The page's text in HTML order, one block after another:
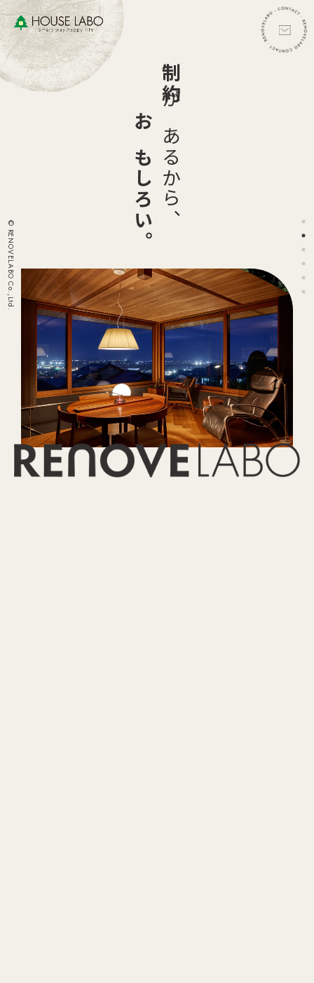
制約
があるから、
おもしろい。
© RENOVELABO Co.,Ltd.